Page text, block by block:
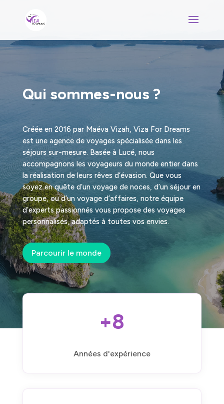
Qui sommes-nous ?
Créée en 2016 par Maéva Vizah, Viza For Dreams
est une agence de voyages spécialisée dans les
séjours sur-mesure. Basée à Lucé, nous
accompagnons les voyageurs du monde entier dans
la réalisation de leurs rêves d’évasion. Que vous
soyez en quête d’un voyage de noces, d’un séjour en
groupe, ou d’un voyage d’affaires, notre équipe
d’experts passionnés vous propose des voyages
personnalisés, adaptés à toutes vos envies.
Parcourir le monde
+8
Années d'expérience